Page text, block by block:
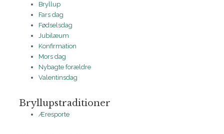
Bryllup
Fars dag
Fødselsdag
Jubilæum
Konfirmation
Mors dag
Nybagte forældre
Valentinsdag
Bryllupstraditioner
Æresporte